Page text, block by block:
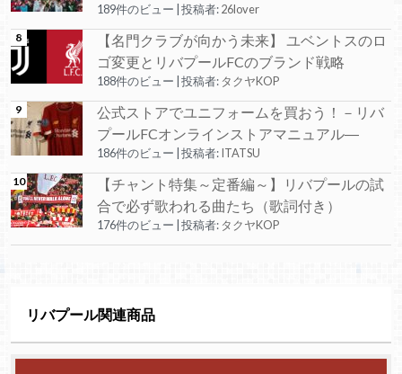
189件のビュー 投稿者:26lover
【名門クラブが向かう未来】 ユベントスのロ
ゴ変更とリバプールFCのブランド戦略
188件のビュー 投稿者: タクヤKOP
公式ストアでユニフォームを買おう！－リバ
プールFCオンラインストアマニュアル―
186件のビュー 投稿者:ITATSU
【チャント特集～定番編～】リバプールの試
合で必ず歌われる曲たち（歌詞付き）
176件のビュー 投稿者: タクヤKOP
リバプール関連商品